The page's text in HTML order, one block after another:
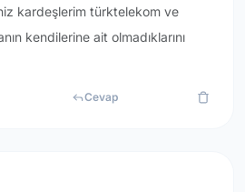
kardeşlerim türktelekom ve
kendilerine ait olmadıklarını
Cevap